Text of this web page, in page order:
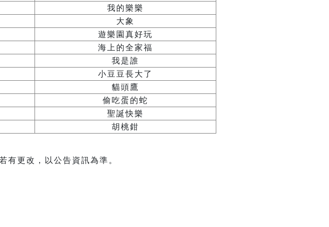
我的樂樂
大象
遊樂園真好玩
海上的全家福
我是誰
小豆豆長大了
貓頭鷹
偷吃蛋的蛇
聖誕快樂
胡桃鉗
有更改，以公告資訊為準。